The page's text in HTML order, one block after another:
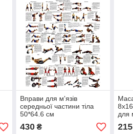
Вправи для м'язів
середньої частини тіла
50*64.6 см
430₴
для
215